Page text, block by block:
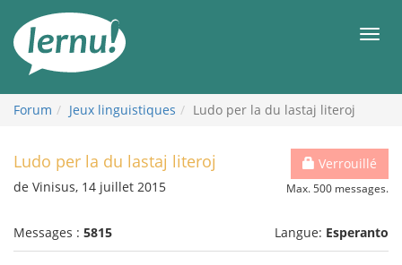
contenu
Forum Jeux linguistiques Ludo per la du lastaj literoj
Verrouillé
Max. 500 messages.
Ludo per la du lastaj literoj
de Vinisus, 14 juillet 2015
Messages : 5815 Langue: Esperanto